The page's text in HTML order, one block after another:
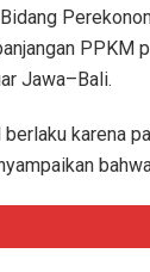
PPKM
Jawa–Bali.
berlaku karena